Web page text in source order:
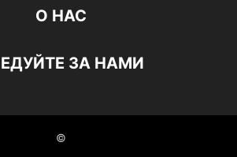
О НАС
ЗА НАМИ
©